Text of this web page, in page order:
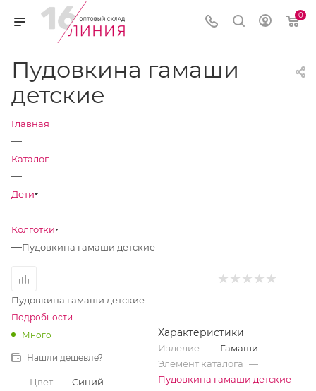
0
Пудовкина гамаши
детские
Главная
—
Каталог
—
Дети
—
Колготки
—Пудовкина гамаши детские
Пудовкина гамаши детские
Подробности
Много
Нашли дешевле?
Цвет — Синий
Характеристики
Изделие — Гамаши
Элемент каталога —
Пудовкина гамаши детские